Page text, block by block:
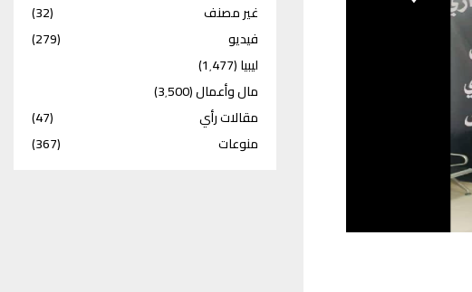
غير مصنف
(32)
فيديو
(279)
ليبيا(1٬477)
مال وأعمال(3٬500)
مقالات رأي
(47)
منوعات
(367)